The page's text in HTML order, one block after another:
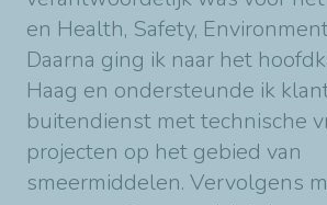
en Health, Safety,
Daarna ging ik naar het
Haag en ondersteunde ik
buitendienst met technische
projecten op het gebied van
smeermiddelen. Vervolgens